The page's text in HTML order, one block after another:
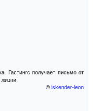
Гастингс получает письмо от
© iskender-leon